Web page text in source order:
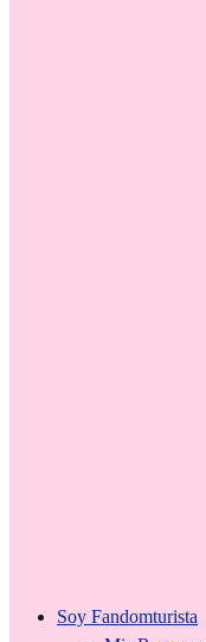
Soy Fandomturista